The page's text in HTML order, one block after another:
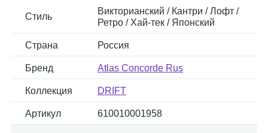
Стиль
Викторианский / Кантри / Лофт /
Ретро / Хай-тек / Японский
Страна Россия
Бренд Atlas Concorde Rus
Коллекция DRIFT
Артикул 610010001958